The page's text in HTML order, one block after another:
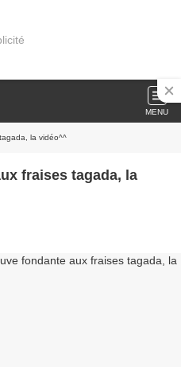
MENU
la vidéo^^
fraises tagada, la